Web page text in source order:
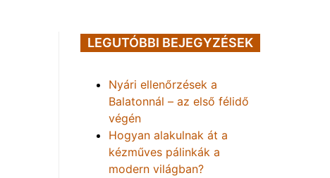
LEGUTÓBBI BEJEGYZÉSEK
Nyári ellenőrzések a
Balatonnál – az első félidő
végén
Hogyan alakulnak át a
kézműves pálinkák a
modern világban?